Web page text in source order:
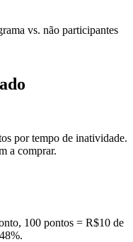
vs. não participantes
por tempo de inatividade.
a comprar.
100 pontos = R$10 de